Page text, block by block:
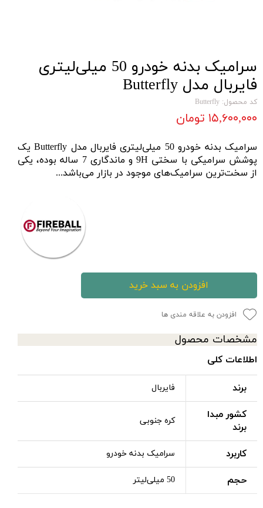
سرامیک بدنه خودرو 50 میلی‌لیتری
فایربال مدل Butterfly
کد محصول: Butterfly
۱۵,۶۰۰,۰۰۰ تومان
سرامیک بدنه خودرو 50 میلی‌لیتری فایربال مدل Butterfly
یک
پوشش سرامیکى
با سختى 9H و ماندگاری 7 ساله بوده، یکی
از سخت‌ترین سرامیک‌های موجود در بازار مى‌باشد...
افزودن به سبد خرید
افزودن به علاقه مندی ها
مشخصات محصول
اطلاعات کلی
برند فایربال
کشور مبدا
برند
کره جنوبی
کاربرد سرامیک بدنه خودرو
حجم 50 میلی‌لیتر